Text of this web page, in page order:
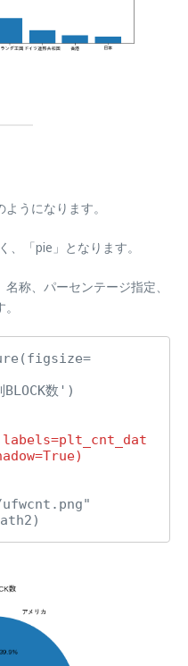
うになります。
「pie」となります。
称、パーセンテージ指定、